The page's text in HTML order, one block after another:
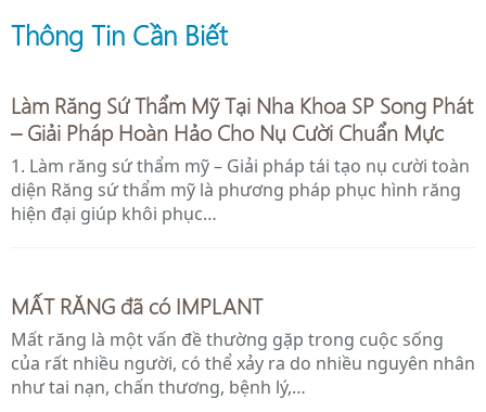
Thông Tin Cần Biết
Làm Răng Sứ Thẩm Mỹ Tại Nha Khoa SP Song Phát
– Giải Pháp Hoàn Hảo Cho Nụ Cười Chuẩn Mực
1. Làm răng sứ thẩm mỹ – Giải pháp tái tạo nụ cười toàn
diện Răng sứ thẩm mỹ là phương pháp phục hình răng
hiện đại giúp khôi phục…
MẤT RĂNG đã có IMPLANT
Mất răng là một vấn đề thường gặp trong cuộc sống
của rất nhiều người, có thể xảy ra do nhiều nguyên nhân
như tai nạn, chấn thương, bệnh lý,…